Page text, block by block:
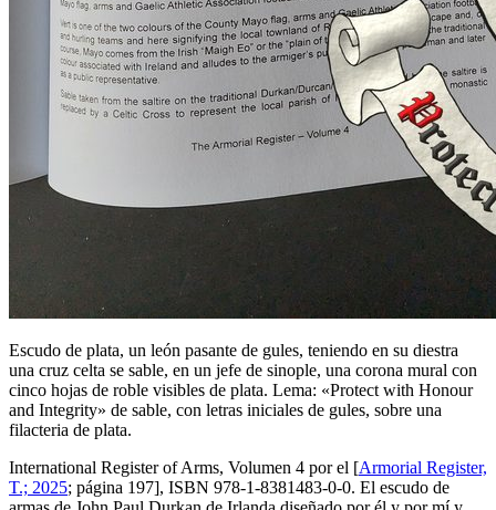
Escudo de plata, un león pasante de gules, teniendo en su diestra
una cruz celta se sable, en un jefe de sinople, una corona mural con
cinco hojas de roble visibles de plata. Lema: «Protect with Honour
and Integrity» de sable, con letras iniciales de gules, sobre una
filacteria de plata.
International Register of Arms, Volumen 4 por el [Armorial Register,
T.; 2025; página 197], ISBN 978-1-8381483-0-0. El escudo de